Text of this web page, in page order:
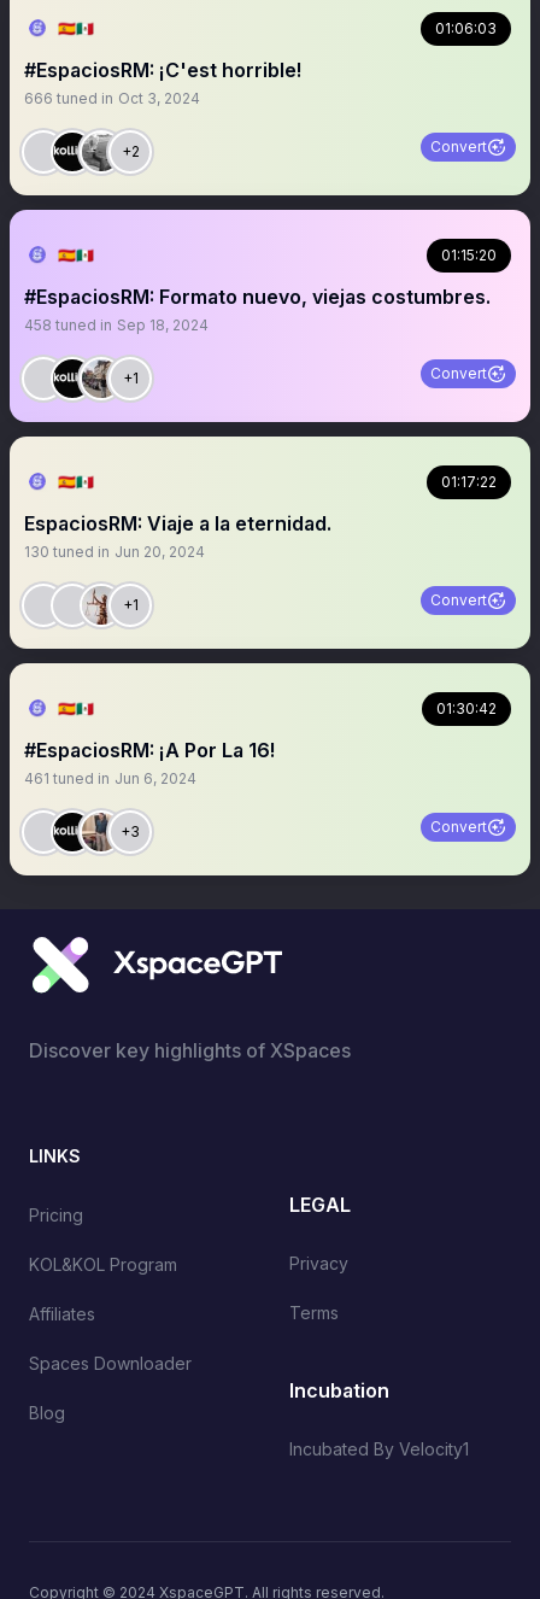
🇪🇦🇲🇽 01:06:03
#EspaciosRM: ¡C'est horrible!
666 tuned in Oct 3, 2024
+2 Convert
🇪🇦🇲🇽 01:15:20
#EspaciosRM: Formato nuevo, viejas costumbres.
458 tuned in Sep 18, 2024
+1 Convert
🇪🇦🇲🇽 01:17:22
EspaciosRM: Viaje a la eternidad.
130 tuned in Jun 20, 2024
+1 Convert
🇪🇦🇲🇽 01:30:42
#EspaciosRM: ¡A Por La 16!
461 tuned in Jun 6, 2024
+3 Convert
Discover key highlights of XSpaces
LINKS
Pricing
KOL&KOL Program
Affiliates
Spaces Downloader
Blog
LEGAL
Privacy
Terms
Incubation
Incubated By Velocity1
Copyright © 2024 XspaceGPT. All rights reserved.